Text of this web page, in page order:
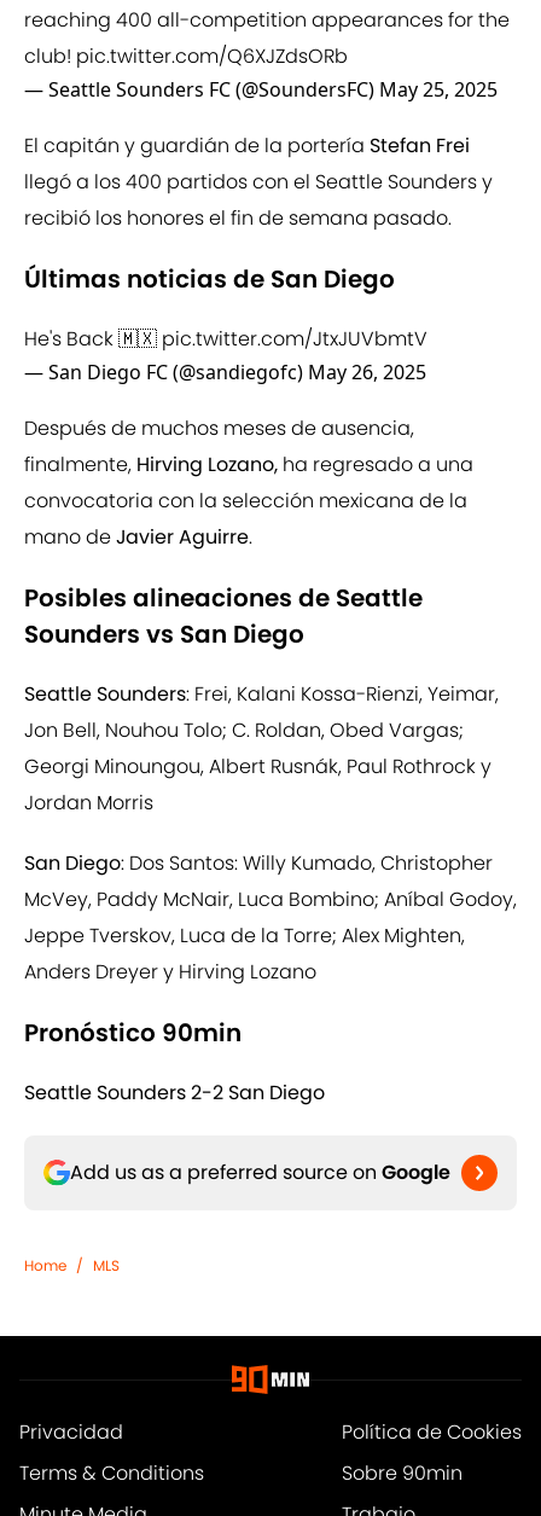
reaching 400 all-competition appearances for the
club! pic.twitter.com/Q6XJZdsORb
— Seattle Sounders FC (@SoundersFC) May 25, 2025
El capitán y guardián de la portería Stefan Frei
llegó a los 400 partidos con el Seattle Sounders y
recibió los honores el fin de semana pasado.
Últimas noticias de San Diego
He's Back 🇲🇽 pic.twitter.com/JtxJUVbmtV
— San Diego FC (@sandiegofc) May 26, 2025
Después de muchos meses de ausencia,
finalmente, Hirving Lozano, ha regresado a una
convocatoria con la selección mexicana de la
mano deJavier Aguirre.
Posibles alineaciones de Seattle
Sounders vs San Diego
Seattle Sounders: Frei, Kalani Kossa-Rienzi, Yeimar,
Jon Bell, Nouhou Tolo; C. Roldan, Obed Vargas;
Georgi Minoungou, Albert Rusnák, Paul Rothrock y
Jordan Morris
San Diego: Dos Santos: Willy Kumado, Christopher
McVey, Paddy McNair, Luca Bombino; Aníbal Godoy,
Jeppe Tverskov, Luca de la Torre; Alex Mighten,
Anders Dreyer y Hirving Lozano
Pronóstico 90min
Seattle Sounders 2-2 San Diego
Add us as a preferred source on Google
Home / MLS
Privacidad
Política de Cookies
Terms & Conditions
Sobre 90min